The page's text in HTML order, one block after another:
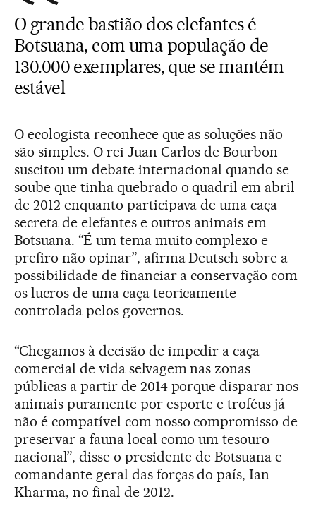
O grande bastião dos elefantes é
Botsuana, com uma população de
130.000 exemplares, que se mantém
estável
O ecologista reconhece que as soluções não
são simples. O rei Juan Carlos de Bourbon
suscitou um debate internacional quando se
soube que tinha quebrado o quadril em abril
de 2012 enquanto participava de uma caça
secreta de elefantes e outros animais em
Botsuana. “É um tema muito complexo e
prefiro não opinar”, afirma Deutsch sobre a
possibilidade de financiar a conservação com
os lucros de uma caça teoricamente
controlada pelos governos.
“Chegamos à decisão de impedir a caça
comercial de vida selvagem nas zonas
públicas a partir de 2014 porque disparar nos
animais puramente por esporte e troféus já
não é compatível com nosso compromisso de
preservar a fauna local como um tesouro
nacional”, disse o presidente de Botsuana e
comandante geral das forças do país, Ian
Kharma, no final de 2012.